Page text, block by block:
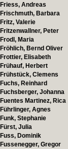
Friess, Andreas
Frischmuth, Barbara
Fritz, Valerie
Fritzenwallner, Peter
Frodl, Maria
Fröhlich, Bernd Oliver
Frottier, Elisabeth
Frühauf, Herbert
Frühstück, Clemens
Fuchs, Reinhard
Fuchsberger, Johanna
Fuentes Martinez, Rica
Führlinger, Agnes
Funk, Stephanie
Fürst, Julia
Fuss, Dominik
Fussenegger, Gregor